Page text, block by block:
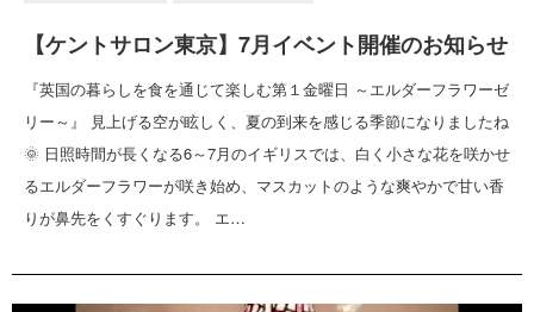
【ケントサロン東京】7月イベント開催のお知らせ
『英国の暮らしを食を通じて楽しむ第１金曜日 ～エルダーフラワーゼ
リー～』 見上げる空が眩しく、夏の到来を感じる季節になりましたね
🌞 日照時間が長くなる6～7月のイギリスでは、白く小さな花を咲かせ
るエルダーフラワーが咲き始め、マスカットのような爽やかで甘い香
りが鼻先をくすぐります。 エ…